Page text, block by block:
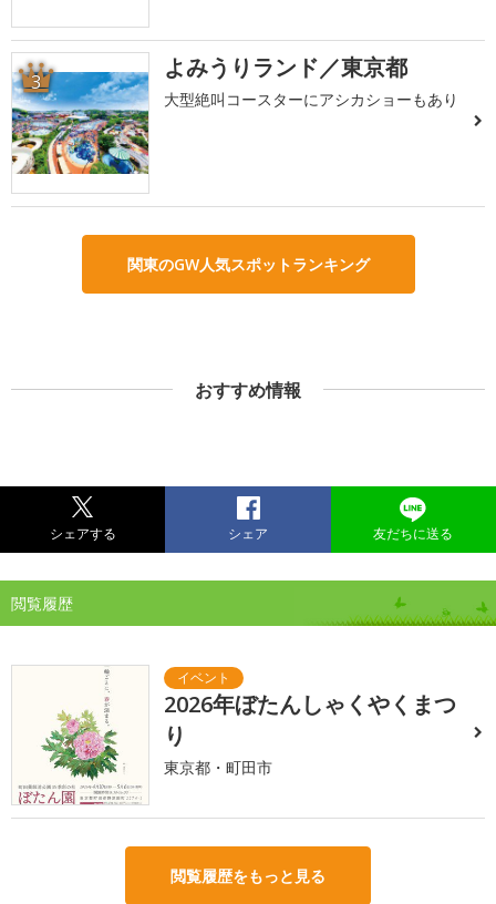
3 よみうりランド／東京都
大型絶叫コースターにアシカショーもあり
関東のGW人気スポットランキング
おすすめ情報
シェアする シェア 友だちに送る
閲覧履歴
2026年ぼたんしゃくやくまつ
り
東京都・町田市
閲覧履歴をもっと見る